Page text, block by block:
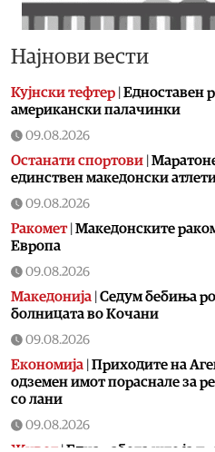
Најнови вести
Кујнски тефтер Едноставен
американски палачинки
09.08.2026
Останати спортови
единствен македонски
09.08.2026
Ракомет| Македонските
Европа
09.08.2026
Македонија Седум бебиња
болницата во Кочани
09.08.2026
Економија Приходите на
одземен имот пораснале за
со лани
09.08.2026